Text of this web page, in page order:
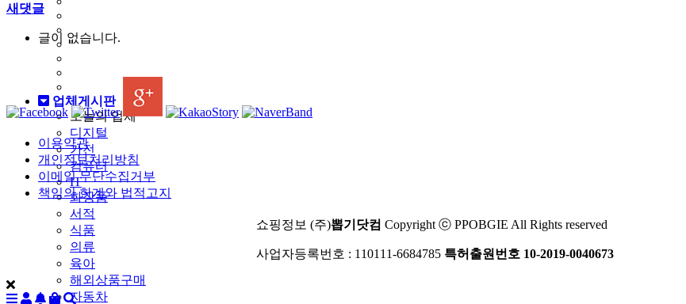
업체게시판
오늘의 업체
디지털
가전
컴퓨터
IT
화장품
서적
식품
의류
육아
해외상품구매
자동차
새댓글
글이 없습니다.
이용약관
개인정보처리방침
이메일 무단수집거부
책임의 한계와 법적고지
쇼핑정보 (주)뽑기닷컴 Copyright ⓒ PPOBGIE All Rights reserved
사업자등록번호 : 110111-6684785 특허출원번호 10-2019-0040673